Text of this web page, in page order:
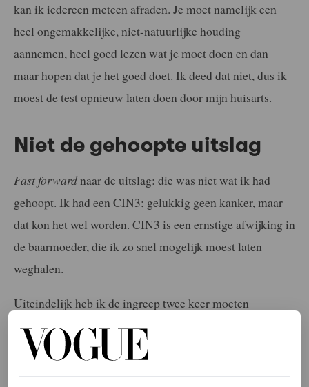
kan ik iedereen meteen afraden. Je moet namelijk een
heel ongemakkelijke, niet-natuurlijke houding
aannemen, heel goed lezen wat je moet doen en dan
maar hopen dat je het goed doet. Ik deed dat niet, dus ik
moest de test opnieuw laten doen door mijn huisarts.
Niet de gehoopte uitslag
Fast forwardnaar de uitslag: die was niet wat ik had
gehoopt. Ik had een CIN3; gelukkig geen kanker, maar
dat kon het wel worden. CIN3 is een ernstige afwijking in
de baarmoeder, die ik zo snel mogelijk moest laten
weghalen.
Uiteindelijk heb ik de ingreep twee keer moeten
ondergaan omdat het de eerste keer niet volledig was
verwijderd. Dit maakte me heel verdrietig en angstig,